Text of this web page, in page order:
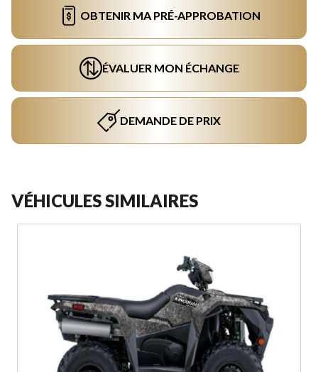
OBTENIR MA PRÉ-APPROBATION
ÉVALUER MON ÉCHANGE
DEMANDE DE PRIX
VÉHICULES SIMILAIRES